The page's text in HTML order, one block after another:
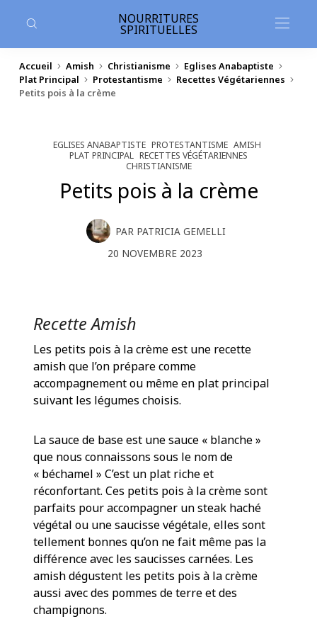
principal
NOURRITURES
SPIRITUELLES
Accueil Amish Christianisme
Eglises Anabaptiste
Plat Principal
Protestantisme
Recettes Végétariennes
Petits pois à la crème
EGLISES ANABAPTISTE PROTESTANTISME AMISH
PLAT PRINCIPAL RECETTES VÉGÉTARIENNES
CHRISTIANISME
Petits pois à la crème
PAR PATRICIA GEMELLI
20 NOVEMBRE 2023
Recette Amish
Les petits pois à la crème est une recette
amish que l’on prépare comme
accompagnement ou même en plat principal
suivant les légumes choisis.
La sauce de base est une sauce « blanche »
que nous connaissons sous le nom de
« béchamel » C’est un plat riche et
réconfortant. Ces petits pois à la crème sont
parfaits pour accompagner un steak haché
végétal ou une saucisse végétale, elles sont
tellement bonnes qu’on ne fait même pas la
différence avec les saucisses carnées. Les
amish dégustent les petits pois à la crème
aussi avec des pommes de terre et des
champignons.